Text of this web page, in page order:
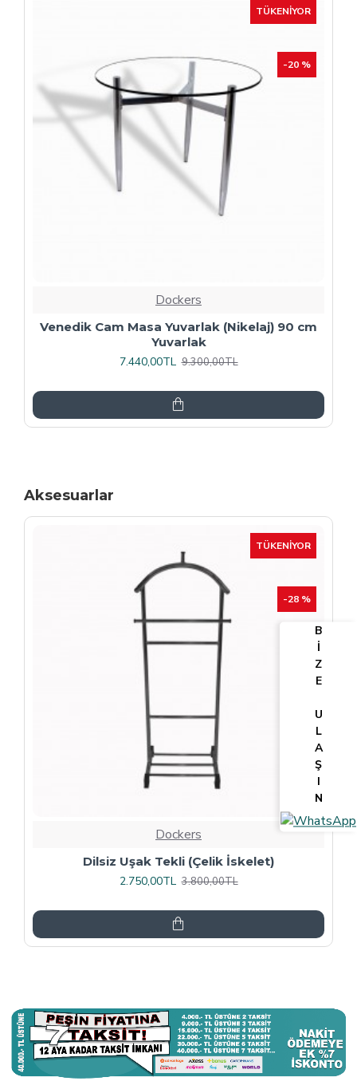
-15 %
Dockers
Plaza Kare ESB Mutfak Masası (Werzalit,
Allzalit veya Wermodin Tablalı 80X80) -
Afyon Mermer
Aksesuarlar
TÜKENIYOR
-25 %
Dockers
Tv Lcd Standı 5484
3.375,00TL 4.500,00TL
B
İ
Z
E
U
L
A
Ş
I
N